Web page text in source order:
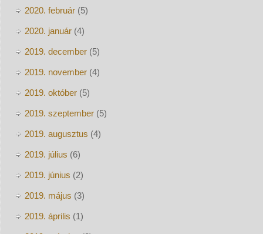
2020. február(5)
2020. január(4)
2019. december(5)
2019. november(4)
2019. október(5)
2019. szeptember(5)
2019. augusztus (4)
2019. július (6)
2019. június (2)
2019. május (3)
2019. április (1)